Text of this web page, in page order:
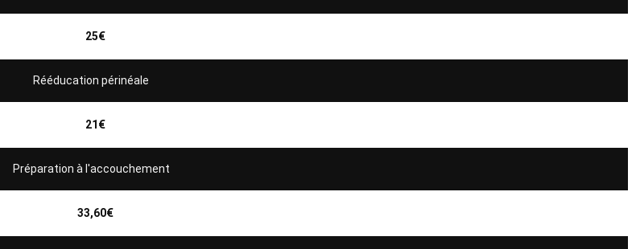
25€
Rééducation périnéale
21€
Préparation à l'accouchement
33,60€